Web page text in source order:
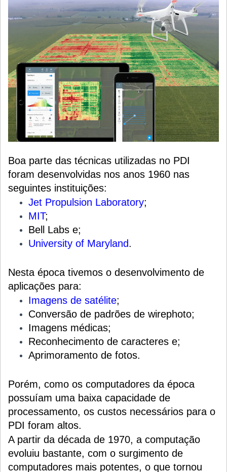
Boa parte das técnicas utilizadas no PDI
foram desenvolvidas nos anos 1960 nas
seguintes instituições:
Jet Propulsion Laboratory;
MIT;
Bell Labs e;
University of Maryland.
Nesta época tivemos o desenvolvimento de
aplicações para:
Imagens de satélite;
Conversão de padrões de wirephoto;
Imagens médicas;
Reconhecimento de caracteres e;
Aprimoramento de fotos.
Porém, como os computadores da época
possuíam uma baixa capacidade de
processamento, os custos necessários para o
PDI foram altos.
A partir da década de 1970, a computação
evoluiu bastante, com o surgimento de
computadores mais potentes, o que tornou